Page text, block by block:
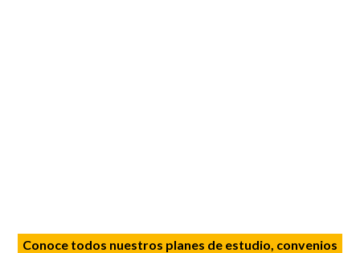
Conoce todos nuestros planes de estudio, convenios